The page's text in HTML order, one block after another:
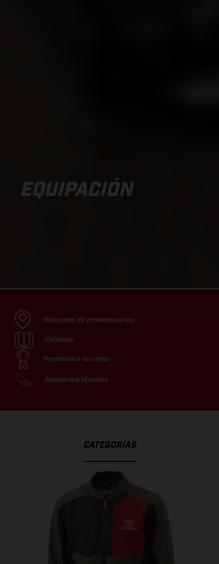
EQUIPACIÓN
Búsqueda de concesionarios
Catálogo
Personalice su mono
Accesorios técnicos
CATEGORÍAS